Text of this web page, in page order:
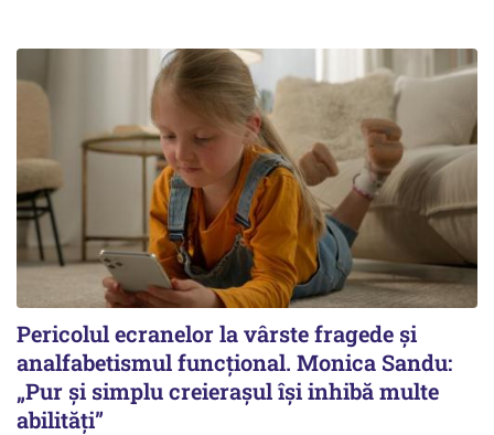
Pericolul ecranelor la vârste fragede și
analfabetismul funcțional. Monica Sandu:
„Pur și simplu creierașul își inhibă multe
abilități”